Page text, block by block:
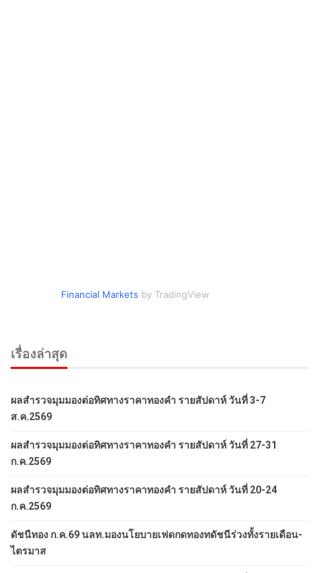
Financial Markets by TradingView
เรื่องล่าสุด
ผลสำรวจมุมมองต่อทิศทางราคาทองคำ รายสัปดาห์ วันที่ 3-7
ส.ค.2569
ผลสำรวจมุมมองต่อทิศทางราคาทองคำ รายสัปดาห์ วันที่ 27-31
ก.ค.2569
ผลสำรวจมุมมองต่อทิศทางราคาทองคำ รายสัปดาห์ วันที่ 20-24
ก.ค.2569
ดัชนีทอง ก.ค.69 นลท.มองนโยบายเฟดกดทองทดัชนีร่วงทั้งรายเดือน-
ไตรมาส